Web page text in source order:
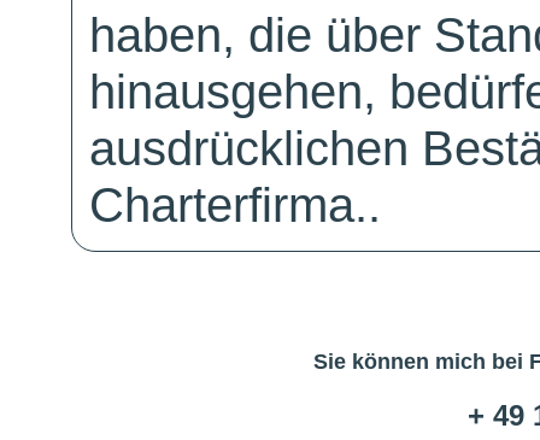
haben, die über
hinausgehen,
ausdrücklichen
Charterfirma..
Sie können mich bei
+ 49